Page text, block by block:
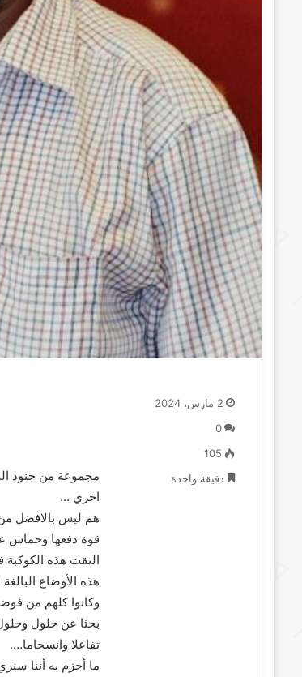
مجموعة من جنود
اخري …
هم ليس بالافضل
قوة دفعها وحماس
التقت هذه
هذه الأوضاع
وكانوا كلهم من
بحثا عن حلول
تفاعلا وانسحاما….
ما أجزم به أننا
2 مارس، 2024
0
105
دقيقة واحدة